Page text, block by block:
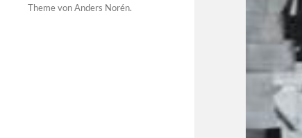
Theme vonAnders Norén.